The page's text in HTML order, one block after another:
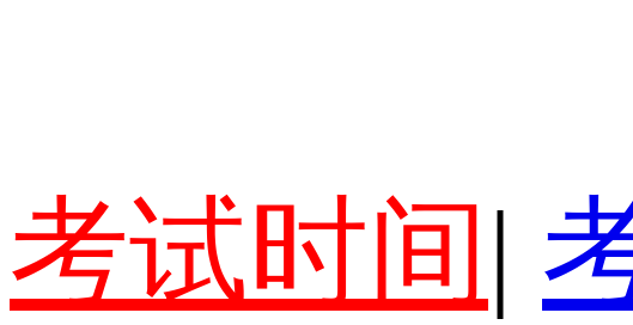
考试时间 |